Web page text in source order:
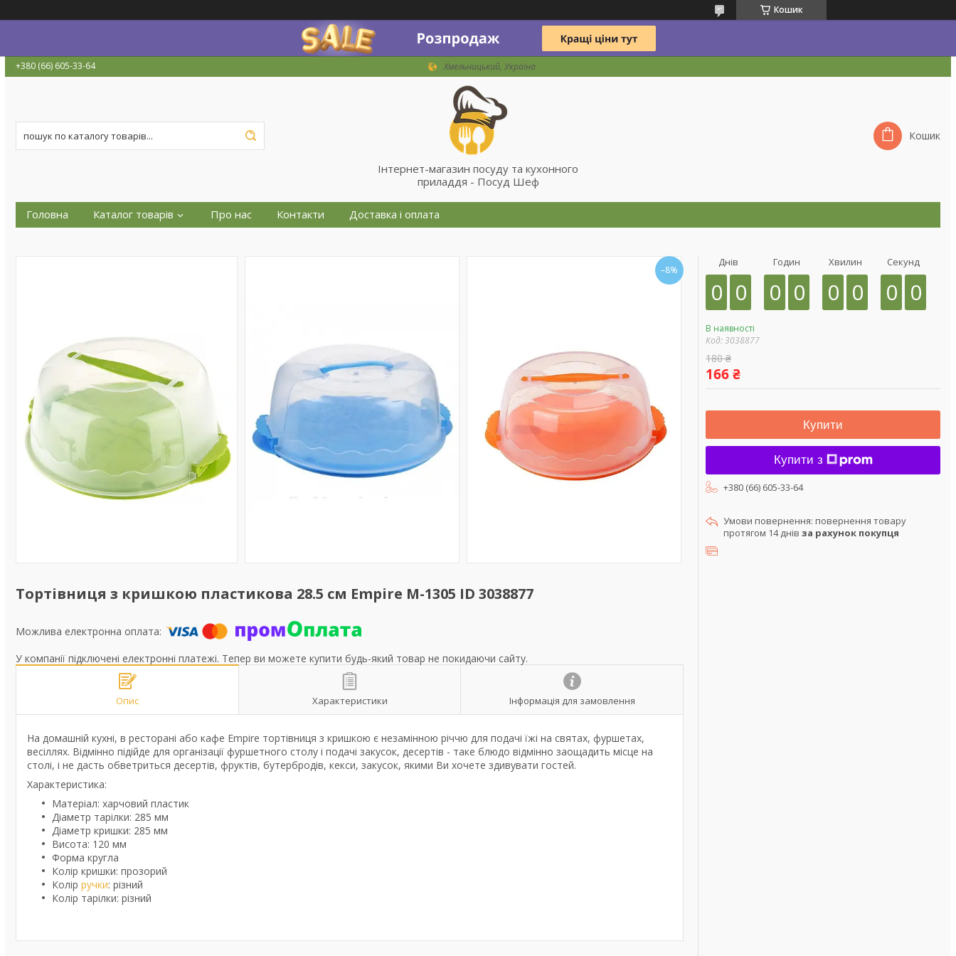
Кошик
+380 (66) 605-33-64 Хмельницький, Україна
Інтернет-магазин посуду та кухонного
приладдя - Посуд Шеф
Кошик
Головна Каталог товарів Про нас Контакти Доставка і оплата
–8%
Тортівниця з кришкою пластикова 28.5 см Empire М-1305 ID 3038877
У компанії підключені електронні платежі. Тепер ви можете купити будь-який товар не покидаючи сайту.
Опис Характеристики Інформація для замовлення
На домашній кухні, в ресторані або кафе Empire тортівниця з кришкою є незамінною річчю для подачі їжі на святах, фуршетах,
весіллях. Відмінно підійде для організації фуршетного столу і подачі закусок, десертів - таке блюдо відмінно заощадить місце на
столі, і не дасть обветриться десертів, фруктів, бутербродів, кекси, закусок, якими Ви хочете здивувати гостей.
Характеристика:
Матеріал: харчовий пластик
Діаметр тарілки: 285 мм
Діаметр кришки: 285 мм
Висота: 120 мм
Форма кругла
Колір кришки: прозорий
Колір ручки: різний
Колір тарілки: різний
Днів
0 0
Годин
0 0
Хвилин
0 0
Секунд
0 0
В наявності
Код:3038877
180 ₴
166 ₴
Купити
Купити з
+380 (66) 605-33-64
повернення товару
протягом 14 днів за рахунок покупця